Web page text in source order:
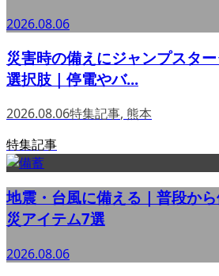
2026.08.06
災害時の備えにジャンプスタ
選択肢｜停電やバ...
2026.08.06特集記事, 熊本
特集記事
地震・台風に備える｜普段か
災アイテム7選
2026.08.06